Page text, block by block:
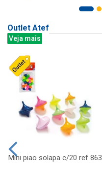
Outlet Atef
Veja mais
Mini piao solapa c/20 ref 863